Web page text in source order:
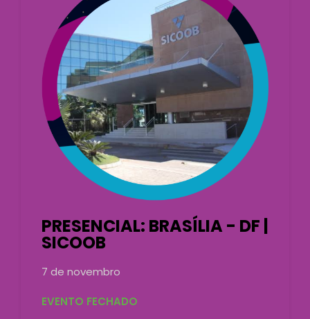
PRESENCIAL: BRASÍLIA - DF |
SICOOB
7 de novembro
EVENTO FECHADO